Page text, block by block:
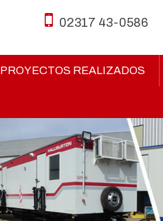
02317 43-0586
PROYECTOS REALIZADOS